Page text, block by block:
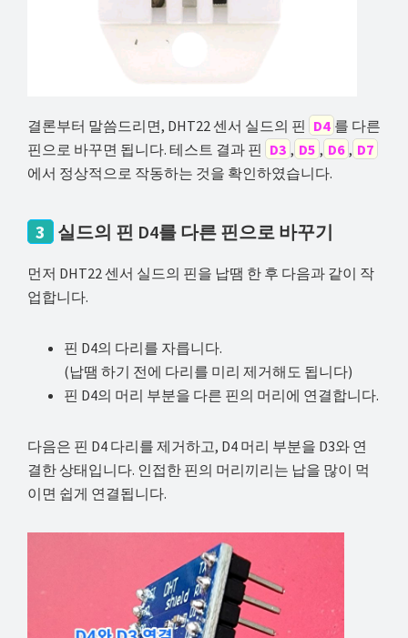
결론부터 말씀드리면, DHT22 센서 실드의 핀 D4 를 다른
핀으로 바꾸면 됩니다. 테스트 결과 핀 D3 , D5 , D6 , D7
에서 정상적으로 작동하는 것을 확인하였습니다.
3 실드의 핀 D4를 다른 핀으로 바꾸기
먼저 DHT22 센서 실드의 핀을 납땜 한 후 다음과 같이 작
업합니다.
핀 D4의 다리를 자릅니다.
(납땜 하기 전에 다리를 미리 제거해도 됩니다)
핀 D4의 머리 부분을 다른 핀의 머리에 연결합니다.
다음은 핀 D4 다리를 제거하고, D4 머리 부분을 D3와 연
결한 상태입니다. 인접한 핀의 머리끼리는 납을 많이 먹
이면 쉽게 연결됩니다.